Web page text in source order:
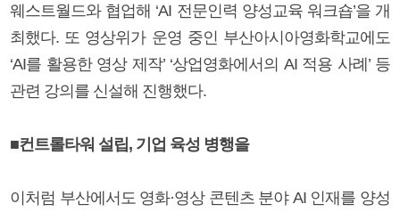
웨스트월드와 협업해 ‘AI 전문인력 양성교육 워크숍’을 개
최했다. 또 영상위가 운영 중인 부산아시아영화학교에도
‘AI를 활용한 영상 제작’ ‘상업영화에서의 AI 적용 사례’ 등
관련 강의를 신설해 진행했다.
■컨트롤타워 설립, 기업 육성 병행을
이처럼 부산에서도 영화·영상 콘텐츠 분야 AI 인재를 양성